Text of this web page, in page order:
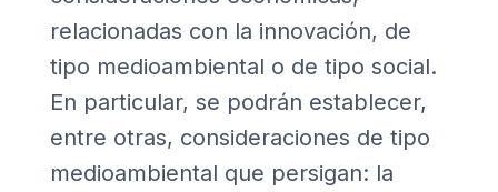
relacionadas con la innovación, de
tipo medioambiental o de tipo social.
En particular, se podrán establecer,
entre otras, consideraciones de tipo
medioambiental que persigan: la